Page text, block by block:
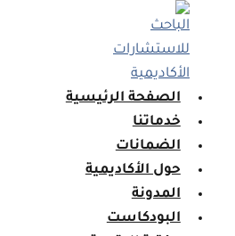
المحتوى
الصفحة الرئيسية
خدماتنا
الضمانات
حول الأكاديمية
المدونة
البودكاست